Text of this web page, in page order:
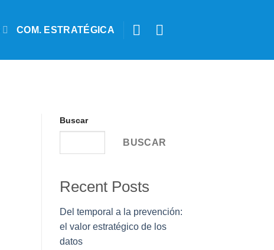
COM. ESTRATÉGICA
Buscar
BUSCAR
Recent Posts
Del temporal a la prevención:
el valor estratégico de los
datos